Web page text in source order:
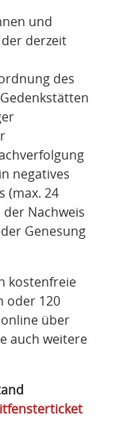
und
derzeit
des
negatives
(max. 24
Nachweis
Genesung
kostenfreie
oder 120
über
auch weitere